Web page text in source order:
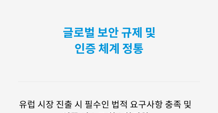
글로벌 보안 규제 및
인증 체계 정통
유럽 시장 진출 시 필수인 법적 요구사항 충족 및